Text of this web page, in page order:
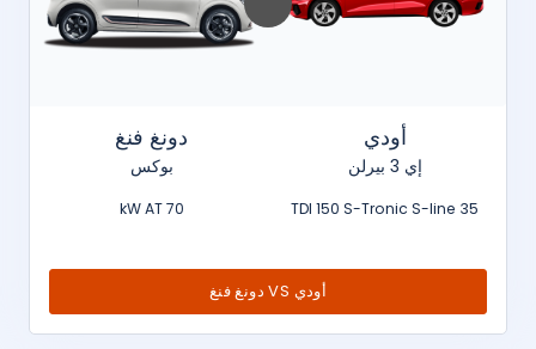
أودي
إي 3 بيرلن
35 TDI 150 S-Tronic S-line
دونغ فنغ
بوكس
70 kW AT
أودي VS دونغ فنغ